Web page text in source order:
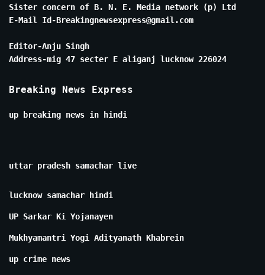
Sister concern of B. N. E. Media network (p) Ltd
E-Mail Id-Breakingnewsexpress@gmail.com
Editor-Anju Singh
Address-mig 47 secter E aliganj lucknow 226024
Breaking News Express
up breaking news in hindi
uttar pradesh samachar live
lucknow samachar hindi
UP Sarkar Ki Yojanayen
Mukhyamantri Yogi Adityanath Khabrein
up crime news